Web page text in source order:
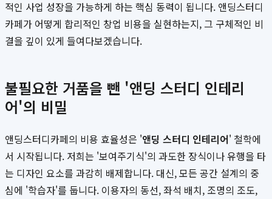
적인 사업 성장을 가능하게 하는 핵심 동력이 됩니다. 앤딩스터디
카페가 어떻게 합리적인 창업 비용을 실현하는지, 그 구체적인 비
결을 깊이 있게 들여다보겠습니다.
불필요한 거품을 뺀 '앤딩 스터디 인테리
어'의 비밀
앤딩스터디카페의 비용 효율성은 '앤딩 스터디 인테리어' 철학에
서 시작됩니다. 저희는 '보여주기식'의 과도한 장식이나 유행을 타
는 디자인 요소를 과감히 배제합니다. 대신, 모든 공간 설계의 중
심에 '학습자'를 둡니다. 이용자의 동선, 좌석 배치, 조명의 조도,